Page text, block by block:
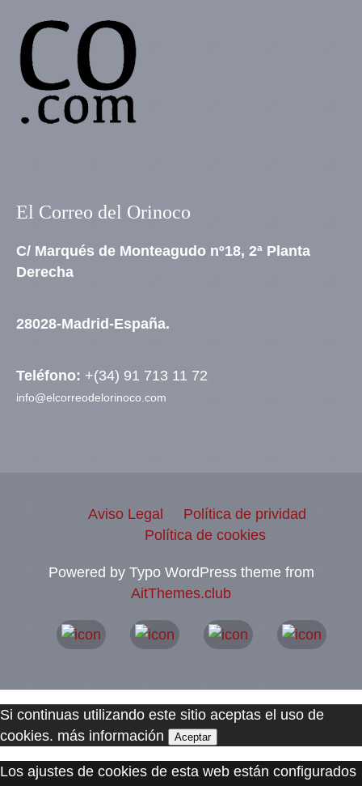
El Correo del Orinoco
C/ Marqués de Monteagudo nº18, 2ª Planta
Derecha
28028-Madrid-España.
Teléfono: +(34) 91 713 11 72
info@elcorreodelorinoco.com
Aviso Legal
Política de prividad
Política de cookies
Powered by Typo WordPress theme from
AitThemes.club
Si continuas utilizando este sitio aceptas el uso de
cookies. más información Aceptar
Los ajustes de cookies de esta web están configurados